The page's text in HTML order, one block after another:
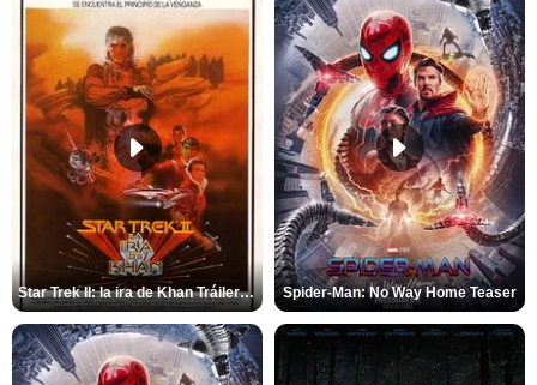
Star Trek II: la ira de Khan Tráiler VO Spider-Man: No Way Home Teaser